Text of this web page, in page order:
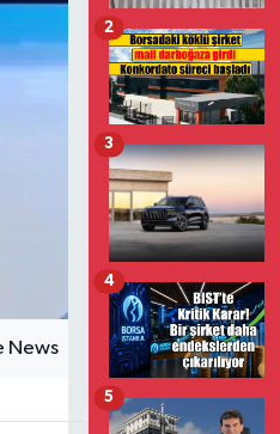
2
3
4
5